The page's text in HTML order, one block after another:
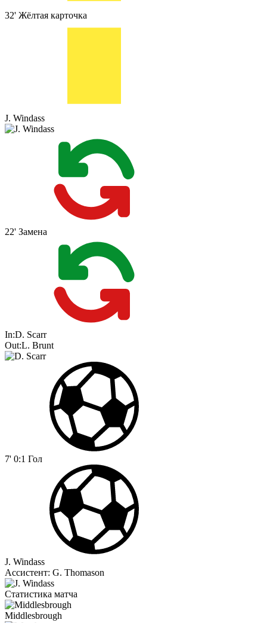
32' Жёлтая карточка
J. Windass
22' Замена
In:D. Scarr
Out:L. Brunt
7' 0:1 Гол
J. Windass
Ассистент: G. Thomason
Статистика матча
Middlesbrough